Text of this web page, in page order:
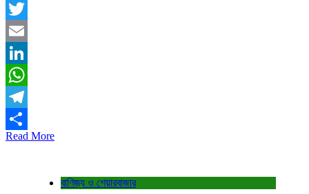
Facebook
Twitter
Email
LinkedIn
WhatsApp
Telegram
Share
Read More
বাণিজ্য ও শেয়ারবাজার